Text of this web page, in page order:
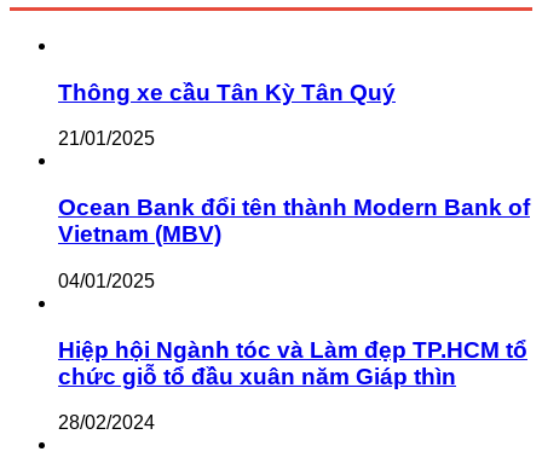
Thông xe cầu Tân Kỳ Tân Quý
21/01/2025
Ocean Bank đổi tên thành Modern Bank of
Vietnam (MBV)
04/01/2025
Hiệp hội Ngành tóc và Làm đẹp TP.HCM tổ
chức giỗ tổ đầu xuân năm Giáp thìn
28/02/2024